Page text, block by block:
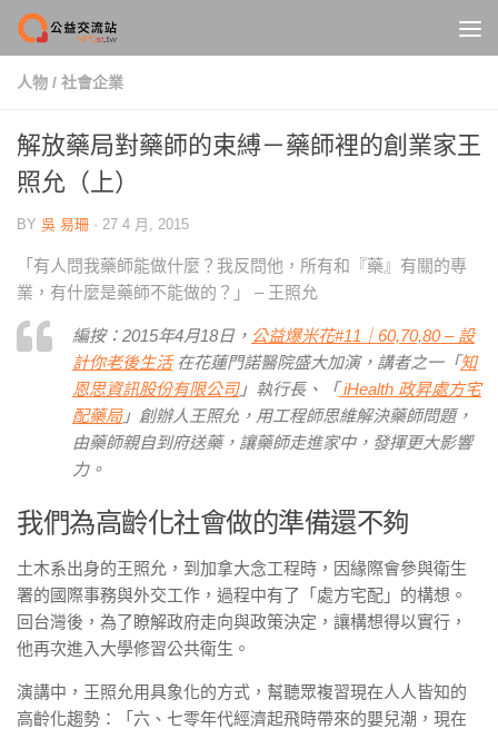
Skip to content
人物 / 社會企業
解放藥局對藥師的束縛－藥師裡的創業家王
照允（上）
BY 吳 易珊 · 27 4 月, 2015
「有人問我藥師能做什麼？我反問他，所有和『藥』有關的專
業，有什麼是藥師不能做的？」 – 王照允
編按：2015年4月18日， 公益爆米花#11｜60,70,80 – 設
計你老後生活在花蓮門諾醫院盛大加演，講者之一「知
恩思資訊股份有限公司」執行長、「iHealth 政昇處方宅
配藥局」創辦人王照允，用工程師思維解決藥師問題，
由藥師親自到府送藥，讓藥師走進家中，發揮更大影響
力。
我們為高齡化社會做的準備還不夠
土木系出身的王照允，到加拿大念工程時，因緣際會參與衛生
署的國際事務與外交工作，過程中有了「處方宅配」的構想。
回台灣後，為了瞭解政府走向與政策決定，讓構想得以實行，
他再次進入大學修習公共衛生。
演講中，王照允用具象化的方式，幫聽眾複習現在人人皆知的
高齡化趨勢：「六、七零年代經濟起飛時帶來的嬰兒潮，現在